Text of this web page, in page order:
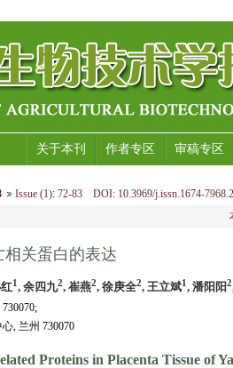
关于本刊 作者专区 审稿专区
Issue (1):72-83 DOI: 10.3969/j.issn.1674-
关蛋白的表达
1, 余四九2, 崔燕2, 徐庚全2, 王立斌1, 潘阳阳2
, 兰州 730070
Proteins in Placenta Tissue of